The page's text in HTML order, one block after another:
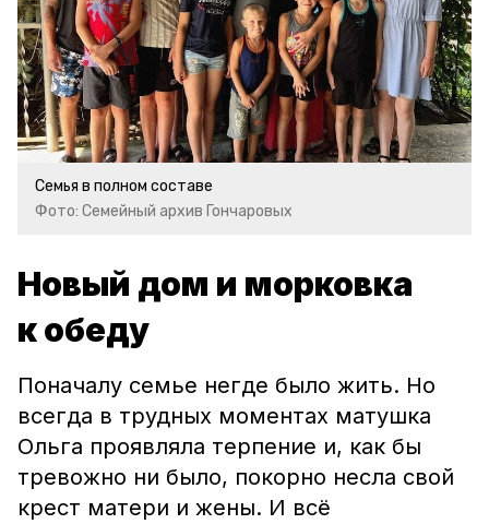
Семья в полном составе
Фото: Семейный архив Гончаровых
Новый дом и морковка
к обеду
Поначалу семье негде было жить. Но
всегда в трудных моментах матушка
Ольга проявляла терпение и, как бы
тревожно ни было, покорно несла свой
крест матери и жены. И всё